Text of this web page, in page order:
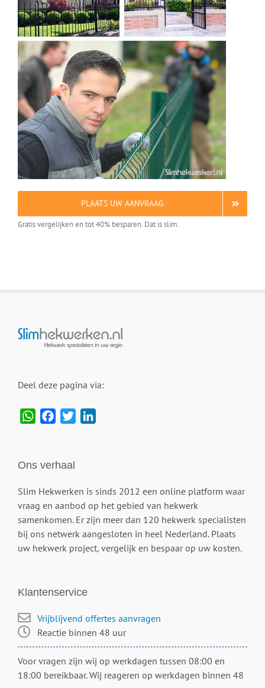
PLAATS UW AANVRAAG
Gratis vergelijken en tot 40% besparen. Dat is slim.
Deel deze pagina via:
WhatsAppFacebook
Twitter
Ons verhaal
Slim Hekwerken is sinds 2012 een online platform waar
vraag en aanbod op het gebied van hekwerk
samenkomen. Er zijn meer dan 120 hekwerk specialisten
bij ons netwerk aangesloten in heel Nederland. Plaats
uw hekwerk project, vergelijk en bespaar op uw kosten.
Klantenservice
Vrijblijvend offertes aanvragen
Reactie binnen 48 uur
Voor vragen zijn wij op werkdagen tussen 08:00 en
18:00 bereikbaar. Wij reageren op werkdagen binnen 48